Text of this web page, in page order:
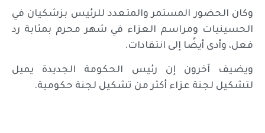
وكان الحضور المستمر والمتعدد للرئيس بزشكيان في
الحسينيات ومراسم العزاء في شهر محرم بمثابة رد
فعل، وأدى أيضًا إلى انتقادات.
ويضيف آخرون إن رئيس الحكومة الجديدة يميل
لتشكيل لجنة عزاء أكثر من تشكيل لجنة حكومية.